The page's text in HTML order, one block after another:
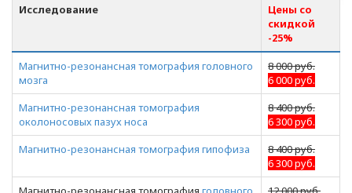
Исследование
Цены со
скидкой
-25%
Магнитно-резонансная томография головного
мозга
8 000 руб.
6 000 руб.
Магнитно-резонансная томография
околоносовых пазух носа
8 400 руб.
6 300 руб.
Магнитно-резонансная томография гипофиза
8 400 руб.
6 300 руб.